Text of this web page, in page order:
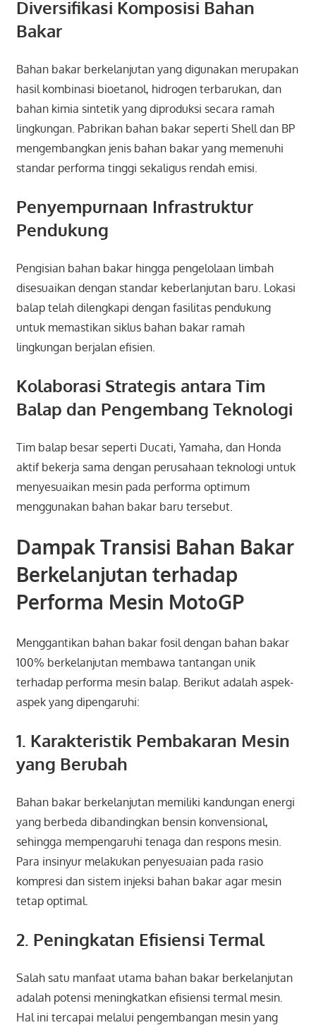
Diversifikasi Komposisi Bahan
Bakar
Bahan bakar berkelanjutan yang digunakan merupakan
hasil kombinasi bioetanol, hidrogen terbarukan, dan
bahan kimia sintetik yang diproduksi secara ramah
lingkungan. Pabrikan bahan bakar seperti Shell dan BP
mengembangkan jenis bahan bakar yang memenuhi
standar performa tinggi sekaligus rendah emisi.
Penyempurnaan Infrastruktur
Pendukung
Pengisian bahan bakar hingga pengelolaan limbah
disesuaikan dengan standar keberlanjutan baru. Lokasi
balap telah dilengkapi dengan fasilitas pendukung
untuk memastikan siklus bahan bakar ramah
lingkungan berjalan efisien.
Kolaborasi Strategis antara Tim
Balap dan Pengembang Teknologi
Tim balap besar seperti Ducati, Yamaha, dan Honda
aktif bekerja sama dengan perusahaan teknologi untuk
menyesuaikan mesin pada performa optimum
menggunakan bahan bakar baru tersebut.
Dampak Transisi Bahan Bakar
Berkelanjutan terhadap
Performa Mesin MotoGP
Menggantikan bahan bakar fosil dengan bahan bakar
100% berkelanjutan membawa tantangan unik
terhadap performa mesin balap. Berikut adalah aspek-
aspek yang dipengaruhi:
1. Karakteristik Pembakaran Mesin
yang Berubah
Bahan bakar berkelanjutan memiliki kandungan energi
yang berbeda dibandingkan bensin konvensional,
sehingga mempengaruhi tenaga dan respons mesin.
Para insinyur melakukan penyesuaian pada rasio
kompresi dan sistem injeksi bahan bakar agar mesin
tetap optimal.
2. Peningkatan Efisiensi Termal
Salah satu manfaat utama bahan bakar berkelanjutan
adalah potensi meningkatkan efisiensi termal mesin.
Hal ini tercapai melalui pengembangan mesin yang